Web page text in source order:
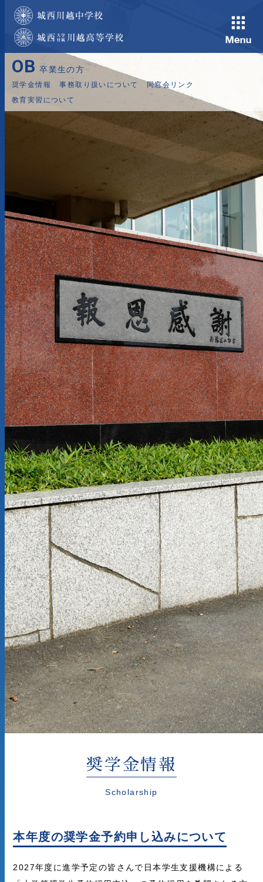
OB 卒業生の方
奨学金情報 事務取り扱いについて
同窓会リンク
教育実習について
奨学金情報
Scholarship
本年度の奨学金予約申し込みについて
2027年度に進学予定の皆さんで日本学生支援機構による